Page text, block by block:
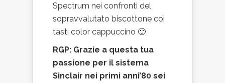
Spectrum nei confronti del
sopravvalutato biscottone coi
tasti color cappuccino 🙂
RGP: Grazie a questa tua
passione per il sistema
Sinclair nei primi anni’80 sei